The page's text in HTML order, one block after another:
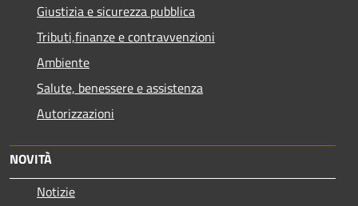
Giustizia e sicurezza pubblica
Tributi,finanze e contravvenzioni
Ambiente
Salute, benessere e assistenza
Autorizzazioni
NOVITÀ
Notizie